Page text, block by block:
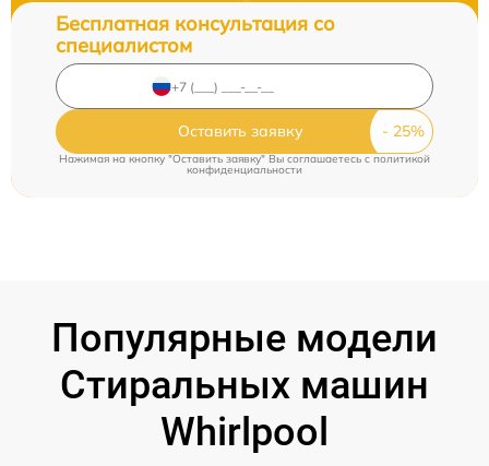
Бесплатная консультация со
специалистом
Оставить заявку
Нажимая на кнопку "Оставить заявку" Вы соглашаетесь c политикой
конфиденциальности
Популярные модели
Стиральных машин
Whirlpool